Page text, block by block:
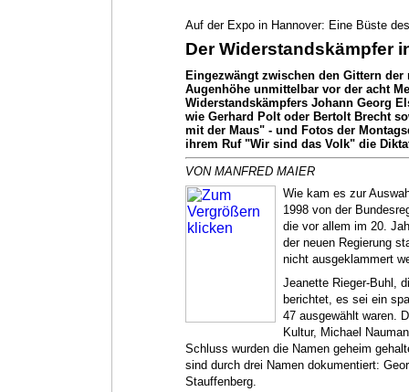
Auf der Expo in Hannover: Eine Büste
Der Widerstandskämpfer
Eingezwängt zwischen den Gittern
Augenhöhe unmittelbar vor der acht
Widerstandskämpfers Johann Georg
wie Gerhard Polt oder Bertolt Brecht
mit der Maus" - und Fotos der
ihrem Ruf "Wir sind das Volk" die
VON MANFRED MAIER
Wie kam es zur
1998 von der
die vor allem im 20.
der neuen Regierung
nicht ausgeklammert
Jeanette Rieger-Buhl,
berichtet, es sei ein
47 ausgewählt waren.
Kultur, Michael
Schluss wurden die Namen geheim
sind durch drei Namen dokumentiert:
Stauffenberg.